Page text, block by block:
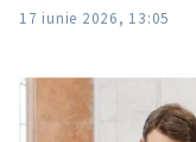
17 iunie 2026, 13:05